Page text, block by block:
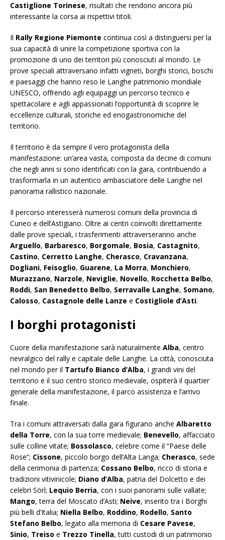
Castiglione Torinese, risultati che rendono ancora più
interessante la corsa ai rispettivi titoli.
Il Rally Regione Piemonte continua così a distinguersi per la
sua capacità di unire la competizione sportiva con la
promozione di uno dei territori più conosciuti al mondo. Le
prove speciali attraversano infatti vigneti, borghi storici, boschi
e paesaggi che hanno reso le Langhe patrimonio mondiale
UNESCO, offrendo agli equipaggi un percorso tecnico e
spettacolare e agli appassionati l’opportunità di scoprire le
eccellenze culturali, storiche ed enogastronomiche del
territorio.
Il territorio è da sempre il vero protagonista della
manifestazione: un’area vasta, composta da decine di comuni
che negli anni si sono identificati con la gara, contribuendo a
trasformarla in un autentico ambasciatore delle Langhe nel
panorama rallistico nazionale.
Il percorso interesserà numerosi comuni della provincia di
Cuneo e dell’Astigiano. Oltre ai centri coinvolti direttamente
dalle prove speciali, i trasferimenti attraverseranno anche
Arguello, Barbaresco, Borgomale, Bosia, Castagnito,
Castino, Cerretto Langhe, Cherasco, Cravanzana,
Dogliani, Feisoglio, Guarene, La Morra, Monchiero,
Murazzano, Narzole, Neviglie, Novello, Rocchetta Belbo,
Roddi, San Benedetto Belbo, Serravalle Langhe, Somano,
Calosso, Castagnole delle Lanze e Costigliole d’Asti.
I borghi protagonisti
Cuore della manifestazione sarà naturalmente Alba, centro
nevralgico del rally e capitale delle Langhe. La città, conosciuta
nel mondo per il Tartufo Bianco d’Alba, i grandi vini del
territorio e il suo centro storico medievale, ospiterà il quartier
generale della manifestazione, il parco assistenza e l’arrivo
finale.
Tra i comuni attraversati dalla gara figurano anche Albaretto
della Torre, con la sua torre medievale; Benevello, affacciato
sulle colline vitate; Bossolasco, celebre come il “Paese delle
Rose”; Cissone, piccolo borgo dell’Alta Langa; Cherasco, sede
della cerimonia di partenza; Cossano Belbo, ricco di storia e
tradizioni vitivinicole; Diano d’Alba, patria del Dolcetto e dei
celebri Sörì; Lequio Berria, con i suoi panorami sulle vallate;
Mango, terra del Moscato d’Asti; Neive, inserito tra i Borghi
più belli d’Italia; Niella Belbo, Roddino, Rodello, Santo
Stefano Belbo, legato alla memoria di Cesare Pavese,
Sinio, Treiso e Trezzo Tinella, tutti custodi di un patrimonio